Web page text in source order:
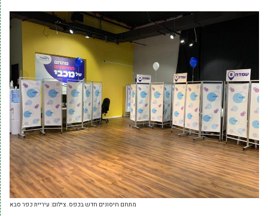
מתחם חיסונים חדש בכפס. צילום: עיריית כפר סבא